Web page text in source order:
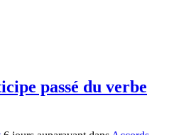
passé du verbe